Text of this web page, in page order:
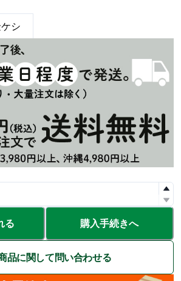
シ
る 購入手続きへ
品に関して問い合わせる